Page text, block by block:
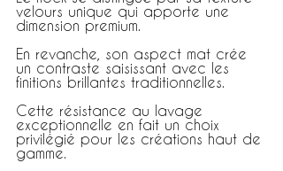
velours unique qui apporte une
dimension premium.
En revanche, son aspect mat crée
un contraste saisissant avec les
finitions brillantes traditionnelles.
Cette résistance au lavage
exceptionnelle en fait un choix
privilégié pour les créations haut de
gamme.